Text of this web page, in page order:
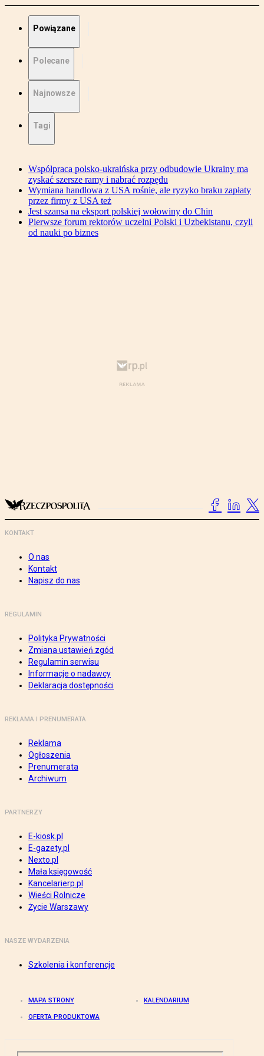
Powiązane
Polecane
Najnowsze
Tagi
Współpraca polsko-ukraińska przy odbudowie Ukrainy ma
zyskać szersze ramy i nabrać rozpędu
Wymiana handlowa z USA rośnie, ale ryzyko braku zapłaty
przez firmy z USA też
Jest szansa na eksport polskiej wołowiny do Chin
Pierwsze forum rektorów uczelni Polski i Uzbekistanu, czyli
od nauki po biznes
KONTAKT
O nas
Kontakt
Napisz do nas
REGULAMIN
Polityka Prywatności
Zmiana ustawień zgód
Regulamin serwisu
Informacje o nadawcy
Deklaracja dostępności
REKLAMA I PRENUMERATA
Reklama
Ogłoszenia
Prenumerata
Archiwum
PARTNERZY
E-kiosk.pl
E-gazety.pl
Nexto.pl
Mała księgowość
Kancelarierp.pl
Wieści Rolnicze
Życie Warszawy
NASZE WYDARZENIA
Szkolenia i konferencje
MAPA STRONY KALENDARIUM
OFERTA PRODUKTOWA